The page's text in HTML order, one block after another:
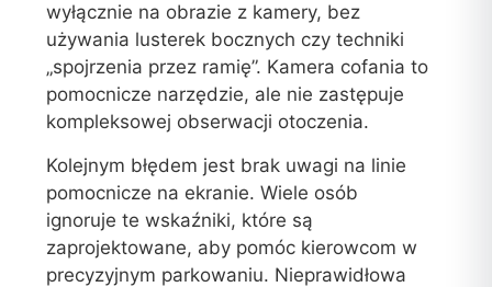
wyłącznie na obrazie z kamery, bez
używania lusterek bocznych czy techniki
„spojrzenia przez ramię”. Kamera cofania to
pomocnicze narzędzie, ale nie zastępuje
kompleksowej obserwacji otoczenia.
Kolejnym błędem jest brak uwagi na linie
pomocnicze na ekranie. Wiele osób
ignoruje te wskaźniki, które są
zaprojektowane, aby pomóc kierowcom w
precyzyjnym parkowaniu. Nieprawidłowa